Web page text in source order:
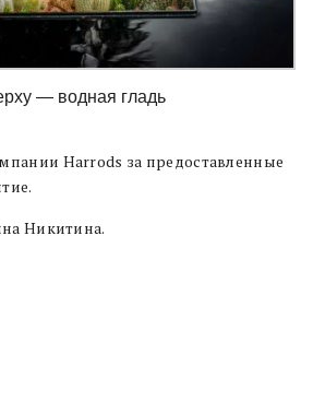
— водная гладь
Harrods за предоставленные
Никитина.